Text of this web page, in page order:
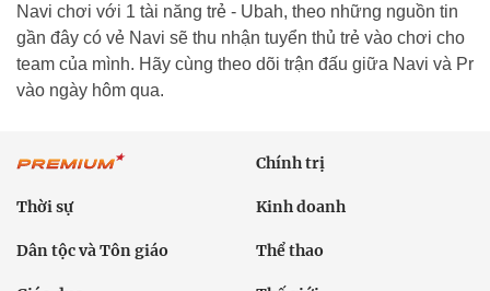
Navi chơi với 1 tài năng trẻ - Ubah, theo những nguồn tin
gần đây có vẻ Navi sẽ thu nhận tuyển thủ trẻ vào chơi cho
team của mình. Hãy cùng theo dõi trận đấu giữa Navi và Pr
vào ngày hôm qua.
Chính trị
Thời sự Kinh doanh
Dân tộc và Tôn giáo Thể thao